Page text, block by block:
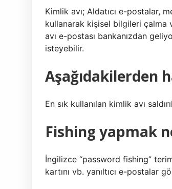
Kimlik avı; Aldatıcı e-postalar,
kullanarak kişisel bilgileri çalma
avı e-postası bankanızdan
isteyebilir.
Aşağıdakilerden
En sık kullanılan kimlik avı
Fishing yapmak
İngilizce “password fishing”
kartını vb. yanıltıcı e-postalar